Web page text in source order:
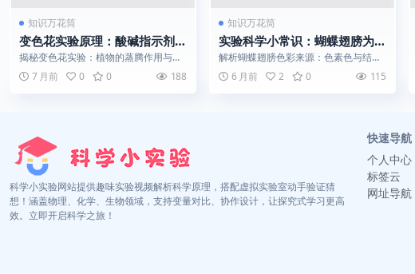
知识万花筒
变色花实验原理：酸碱指示剂的
小秘密
揭秘变色花实验：植物的蒸腾作用与导
管系统如何像水泵一样运输水分和色
素。7 月前 0 0 188
知识万花筒
实验科学小常识：蝴蝶翅膀为什
么五颜六色？
解析蝴蝶翅膀色彩来源：色素色与结构
色的双重奏，从化学与物理角度揭示自
然色彩的奥秘...
6 月前 2 0 115
科学小实验网站提供趣味实验视频解析科学原理，搭配虚拟实验室动手验证猜
想！涵盖物理、化学、生物领域，支持变量对比、协作设计，让探究式学习更高
效。立即开启科学之旅！
快速导航
个人中心
标签云
网址导航